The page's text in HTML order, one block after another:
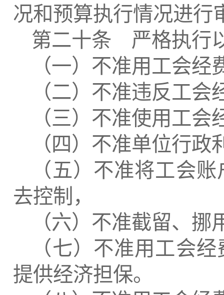
况和预算执行情况进行
第二十条 严格执行
（一）不准用工会经
（二）不准违反工
（三）不准使用工
（四）不准单位行
（五）不准将工会
去控制，
（六）不准截留、挪
（七）不准用工会
提供经济担保。